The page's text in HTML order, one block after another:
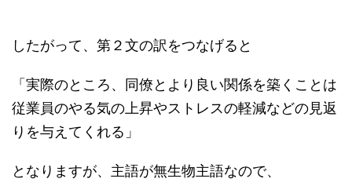
したがって、第２文の訳をつなげると
「実際のところ、同僚とより良い関係を築くことは
従業員のやる気の上昇やストレスの軽減などの見返
りを与えてくれる」
となりますが、主語が無生物主語なので、